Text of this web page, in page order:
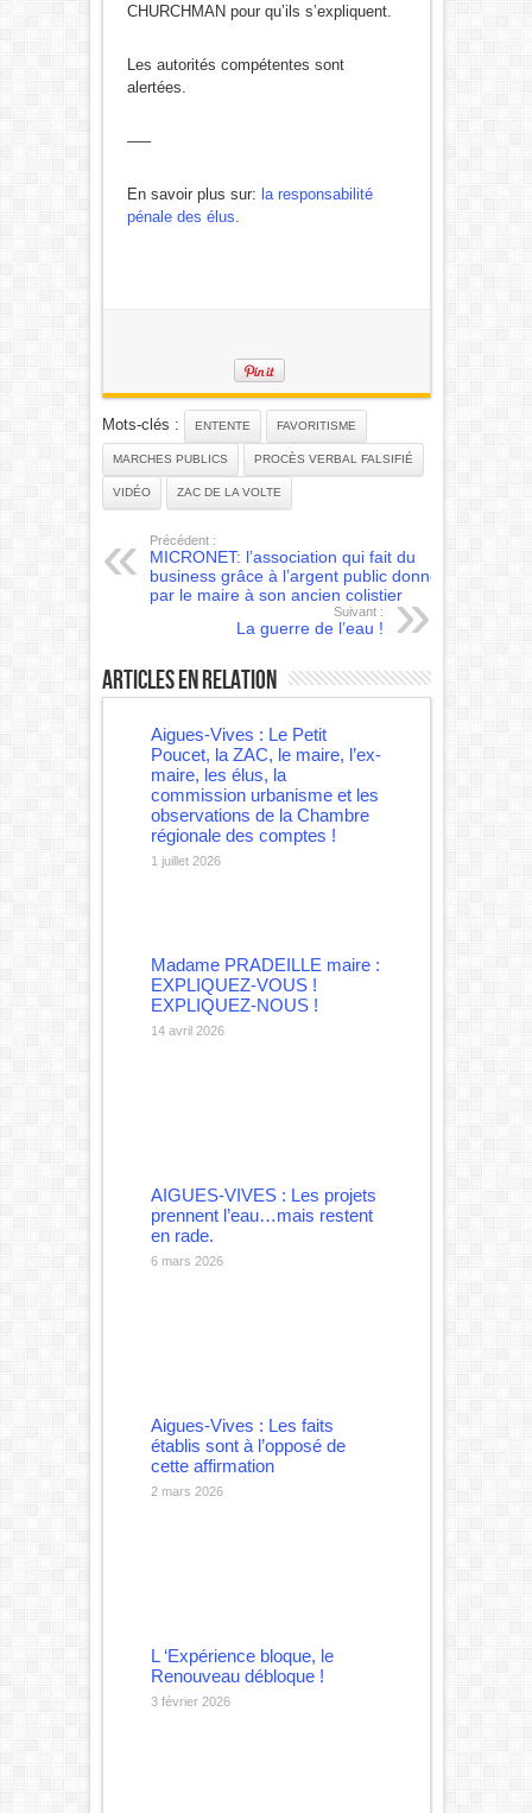
CHURCHMAN pour qu’ils s’expliquent.
Les autorités compétentes sont
alertées.
—–
En savoir plus sur: la responsabilité
pénale des élus
Mots-clés : ENTENTE FAVORITISME
MARCHES PUBLICS PROCÈS VERBAL FALSIFIÉ
VIDÉO ZAC DE LA VOLTE
Précédent :
MICRONET: l’association qui fait du
business grâce à l’argent public donné
par le maire à son ancien colistier
Suivant :
La guerre de l’eau !
Articles en relation
Aigues-Vives : Le Petit
Poucet, la ZAC, le maire, l’ex-
maire, les élus, la
commission urbanisme et les
observations de la Chambre
régionale des comptes !
1 juillet 2026
Madame PRADEILLE maire :
EXPLIQUEZ-VOUS !
EXPLIQUEZ-NOUS !
14 avril 2026
AIGUES-VIVES : Les projets
prennent l’eau…mais restent
en rade.
6 mars 2026
Aigues-Vives : Les faits
établis sont à l’opposé de
cette affirmation
2 mars 2026
L ‘Expérience bloque, le
Renouveau débloque !
3 février 2026